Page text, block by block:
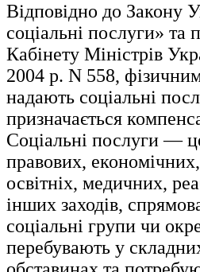
Відповідно до Закону
соціальні послуги» та
Кабінету Міністрів
2004 р. N 558,
надають соціальні
призначається
Соціальні послуги —
правових,
освітніх, медичних,
інших заходів,
соціальні групи чи
перебувають у